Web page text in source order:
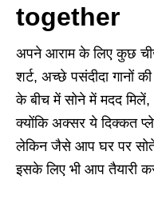
together
अपने आराम के लिए कुछ
शर्ट, अच्छे पसंदीदा गानों
के बीच में सोने में मदद मिलें,
क्योंकि अक्सर ये दिक्कत
लेकिन जैसे आप घर पर सोते
इसके लिए भी आप तैयारी